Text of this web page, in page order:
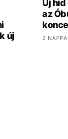
új
Új
az
2